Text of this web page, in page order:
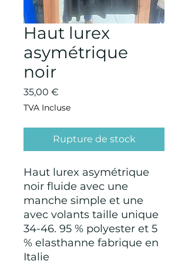
Haut lurex
asymétrique
noir
35,00 €
TVA Incluse
Rupture de stock
Haut lurex asymétrique
noir fluide avec une
manche simple et une
avec volants taille unique
34-46. 95 % polyester et 5
% elasthanne fabrique en
Italie